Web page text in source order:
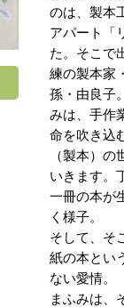
のは、製本
アパート「
た。そこで
練の製本家
孫・由良子
みは、手作
命を吹き込
（製本）の
いきます。
一冊の本が
く様子。
そして、そ
紙の本とい
ない愛情。
まふみは、